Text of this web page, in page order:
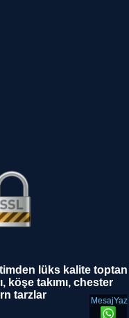
lüks kalite toptan
köşe takımı, chester
tarzlar
MesajYaz